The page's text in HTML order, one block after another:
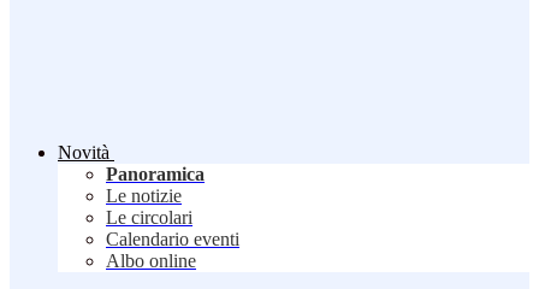
Novità
Panoramica
Le notizie
Le circolari
Calendario eventi
Albo online